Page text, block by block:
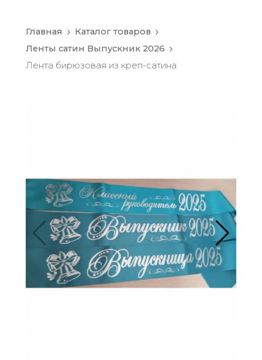
Главная
Каталог товаров
Ленты сатин Выпускник 2026
Лента бирюзовая из креп-сатина